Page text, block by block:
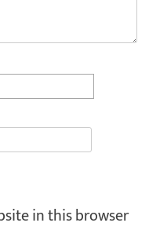
in this browser